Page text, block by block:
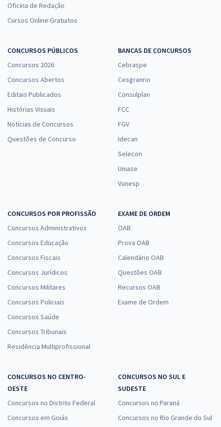
Oficina de Redação
Cursos Online Gratuitos
CONCURSOS PÚBLICOS
Concursos 2026
Concursos Abertos
Editais Publicados
Histórias Visuais
Notícias de Concursos
Questões de Concurso
BANCAS DE CONCURSOS
Cebraspe
Cesgranrio
Consulplan
FCC
FGV
Idecan
Selecon
Uniase
Vunesp
CONCURSOS POR PROFISSÃO
Concursos Administrativos
Concursos Educação
Concursos Fiscais
Concursos Jurídicos
Concursos Militares
Concursos Policiais
Concursos Saúde
Concursos Tribunais
Residência Multiprofissional
EXAME DE ORDEM
OAB
Prova OAB
Calendário OAB
Questões OAB
Recursos OAB
Exame de Ordem
CONCURSOS NO CENTRO-
OESTE
Concursos no Distrito Federal
Concursos em Goiás
CONCURSOS NO SUL E
SUDESTE
Concursos no Paraná
Concursos no Rio Grande do Sul